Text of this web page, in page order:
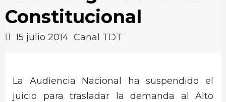
Constitucional
15 julio 2014 Canal TDT
La Audiencia Nacional ha suspendido el
juicio para trasladar la demanda al Alto